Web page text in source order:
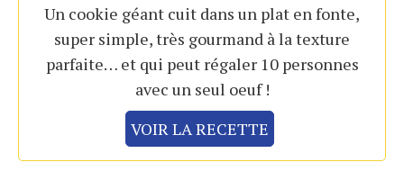
Un cookie géant cuit dans un plat en fonte,
super simple, très gourmand à la texture
parfaite… et qui peut régaler 10 personnes
avec un seul oeuf !
VOIR LA RECETTE